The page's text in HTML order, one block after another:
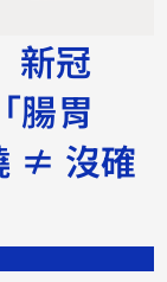
新冠
腸胃
≠ 沒確